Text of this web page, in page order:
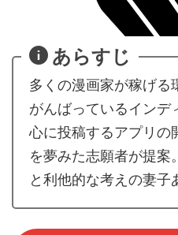
あらすじ
多くの漫画家が稼げる
がんばっているインデ
心に投稿するアプリの
を夢みた志願者が提案
と利他的な考えの妻子